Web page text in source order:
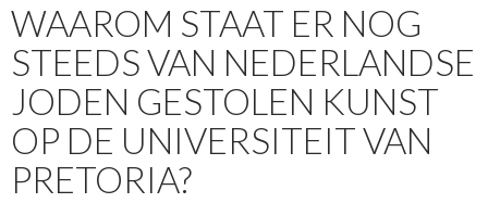
WAAROM STAAT ER NOG
STEEDS VAN NEDERLANDSE
JODEN GESTOLEN KUNST
OP DE UNIVERSITEIT VAN
PRETORIA?